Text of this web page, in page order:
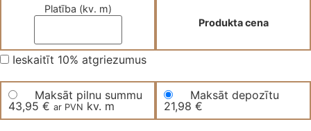
Platība (kv. m)
Produkta cena
Ieskaitīt 10% atgriezumus
Maksāt pilnu summu
43,95 € ar PVN kv. m
Maksāt depozītu
21,98 €